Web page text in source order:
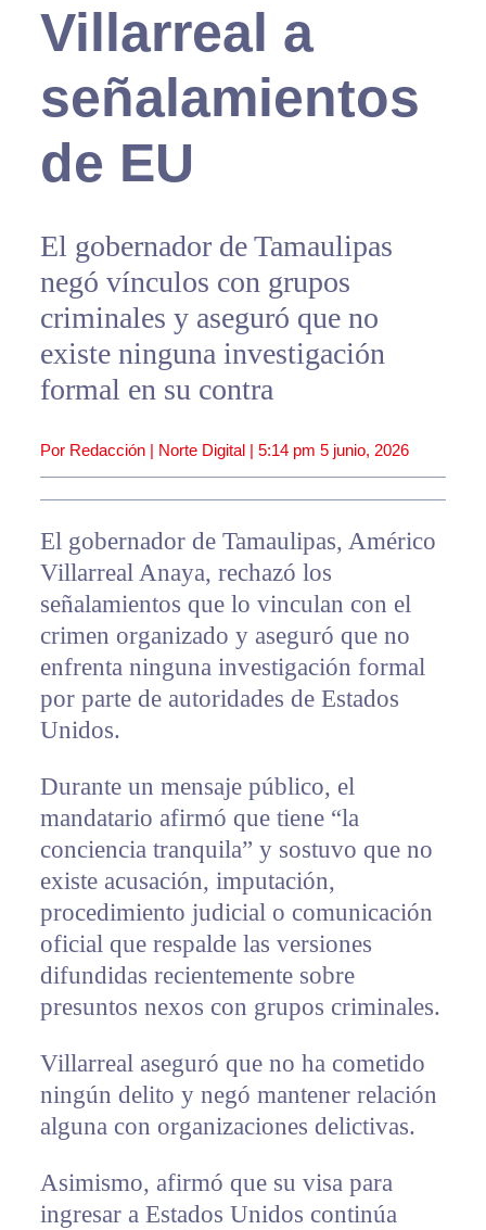
Villarreal a
señalamientos
de EU
El gobernador de Tamaulipas
negó vínculos con grupos
criminales y aseguró que no
existe ninguna investigación
formal en su contra
Por Redacción | Norte Digital | 5:14 pm 5 junio, 2026
El gobernador de Tamaulipas, Américo
Villarreal Anaya, rechazó los
señalamientos que lo vinculan con el
crimen organizado y aseguró que no
enfrenta ninguna investigación formal
por parte de autoridades de Estados
Unidos.
Durante un mensaje público, el
mandatario afirmó que tiene “la
conciencia tranquila” y sostuvo que no
existe acusación, imputación,
procedimiento judicial o comunicación
oficial que respalde las versiones
difundidas recientemente sobre
presuntos nexos con grupos criminales.
Villarreal aseguró que no ha cometido
ningún delito y negó mantener relación
alguna con organizaciones delictivas.
Asimismo, afirmó que su visa para
ingresar a Estados Unidos continúa